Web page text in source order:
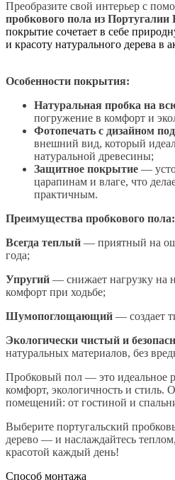
Преобразите свой интерьер с
пробкового пола из
покрытие сочетает в себе
и красоту натурального дерева в
Особенности покрытия:
Натуральная пробка на
погружение в комфорт и
Фотопечать с дизайном
внешний вид, который
натуральной древесины;
Защитное покрытие —
царапинам и влаге, что
практичным.
Преимущества пробкового пола:
Всегда теплый — приятный на
года;
Упругий — снижает нагрузку на
комфорт при ходьбе;
Шумопоглощающий — создает
Экологически чистый и
натуральных материалов, без
Пробковый пол — это идеальное
комфорт, экологичность и стиль.
помещений: от гостиной и
Выберите португальский
дерево — и наслаждайтесь
красотой каждый день!
Способ монтажа